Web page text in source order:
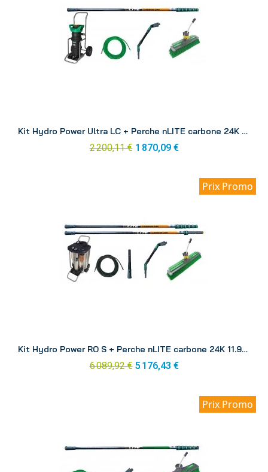
Kit Hydro Power Ultra LC + Perche nLITE carbone 24K 8.60 m DINK3
2 200,11 € 1 870,09 €
Prix Promo
Kit Hydro Power RO S + Perche nLITE carbone 24K 11.90 m RONK1
6 089,92 € 5 176,43 €
Prix Promo